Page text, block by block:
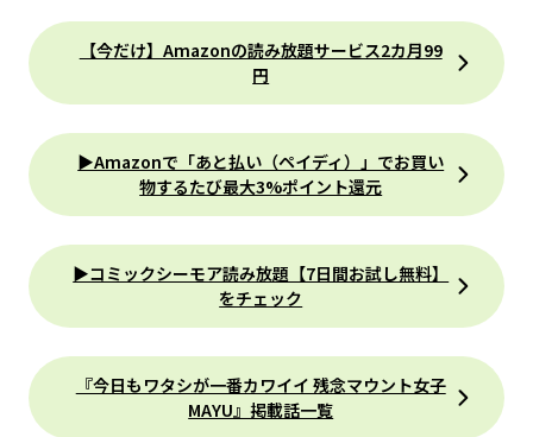
【今だけ】Amazonの読み放題サービス2カ月99
円
▶Amazonで「あと払い（ペイディ）」でお買い
物するたび最大3%ポイント還元
▶コミックシーモア読み放題【7日間お試し無料】
をチェック
『今日もワタシが一番カワイイ 残念マウント女子
MAYU』掲載話一覧